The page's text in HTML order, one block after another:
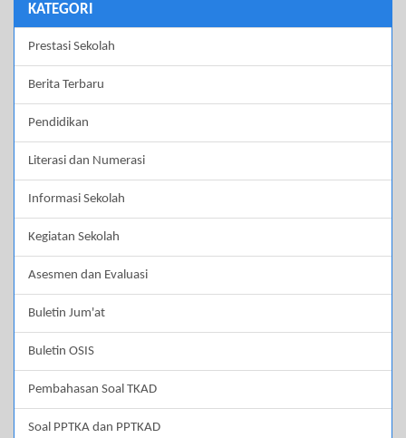
KATEGORI
Prestasi Sekolah
Berita Terbaru
Pendidikan
Literasi dan Numerasi
Informasi Sekolah
Kegiatan Sekolah
Asesmen dan Evaluasi
Buletin Jum'at
Buletin OSIS
Pembahasan Soal TKAD
Soal PPTKA dan PPTKAD